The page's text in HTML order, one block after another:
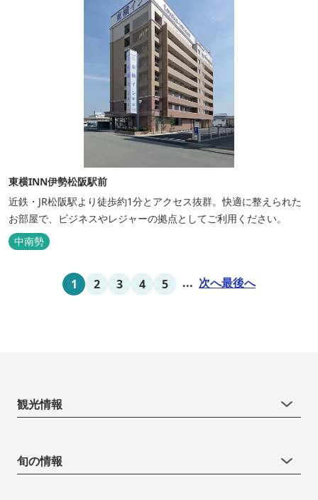
東横INN伊勢松阪駅前
近鉄・JR松阪駅より徒歩約1分とアクセス抜群。快適に整えられた
お部屋で、ビジネスやレジャーの拠点としてご利用ください。
中南勢
1 2 3 4 5 ... 次へ最後へ
観光情報
旬の情報